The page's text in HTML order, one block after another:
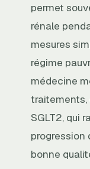
permet
rénale
mesures
régime
médecine
traitements,
SGLT2, qui
progression
bonne